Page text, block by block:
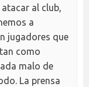
al club,
a
jugadores que
como
malo de
La prensa